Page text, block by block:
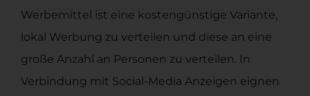
Werbemittel ist eine kostengünstige Variante,
lokal Werbung zu verteilen und diese an eine
große Anzahl an Personen zu verteilen. In
Verbindung mit Social-Media Anzeigen eignen